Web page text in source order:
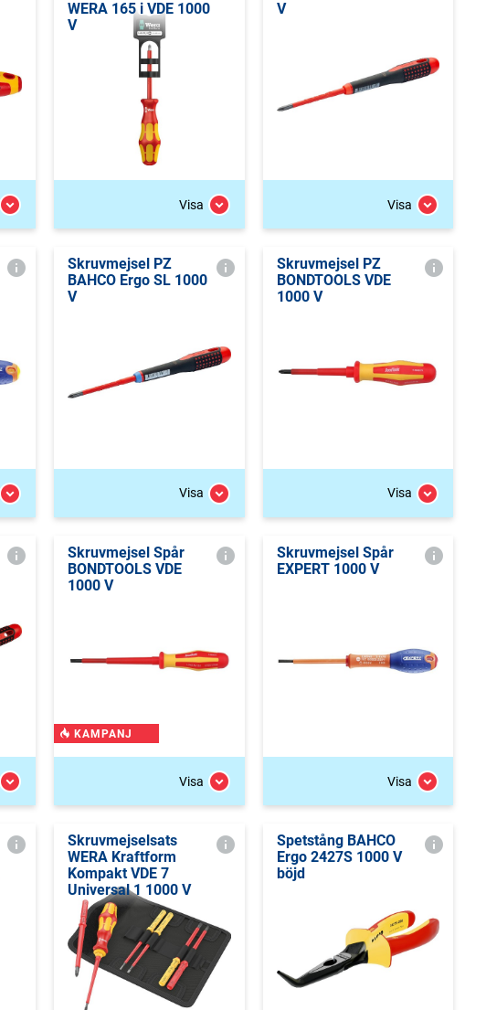
WERA 165 i VDE 1000
V
Visa
V
Visa
Skruvmejsel PZ
BAHCO Ergo SL 1000
V
Visa
Skruvmejsel PZ
BONDTOOLS VDE
1000 V
Visa
Skruvmejsel Spår
BONDTOOLS VDE
1000 V
KAMPANJ
Visa
Skruvmejsel Spår
EXPERT 1000 V
Visa
Skruvmejselsats
WERA Kraftform
Kompakt VDE 7
Universal 1 1000 V
Spetstång BAHCO
Ergo 2427S 1000 V
böjd